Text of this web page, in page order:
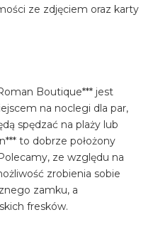
ze zdjęciem oraz karty
Boutique*** jest
na noclegi dla par,
spędzać na plaży lub
to dobrze położony
ze względu na
zrobienia sobie
zamku, a
fresków.